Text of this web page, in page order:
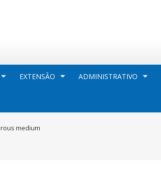
EXTENSÃO ADMINISTRATIVO
medium